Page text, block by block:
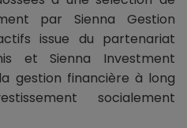
par Sienna Gestion
issue du partenariat
et Sienna Investment
gestion financière à long
socialement